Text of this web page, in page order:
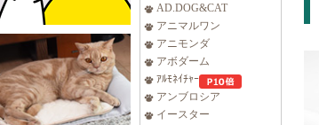
AD.DOG&CAT
アニマルワン
アニモンダ
アボダーム
ｱﾙﾓﾈｲﾁｬｰ
アンブロシア
イースター